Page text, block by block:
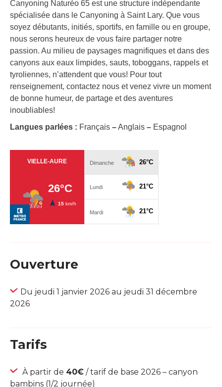
Canyoning Naturéo 65 est une structure indépendante
spécialisée dans le Canyoning à Saint Lary. Que vous
soyez débutants, initiés, sportifs, en famille ou en groupe,
nous serons heureux de vous faire partager notre
passion. Au milieu de paysages magnifiques et dans des
canyons aux eaux limpides, sauts, toboggans, rappels et
tyroliennes, n’attendent que vous! Pour tout
renseignement, contactez nous et venez vivre un moment
de bonne humeur, de partage et des aventures
inoubliables!
Langues parlées : Français –Anglais – Espagnol
Ouverture
Du jeudi 1 janvier 2026 au jeudi 31 décembre
2026
Tarifs
À partir de 40€ / tarif de base 2026 – canyon
bambins (1/2 journée)